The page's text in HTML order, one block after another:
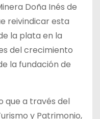
Doña Inés de
reivindicar esta
la plata en la
del crecimiento
la fundación de
que a través del
y Patrimonio,